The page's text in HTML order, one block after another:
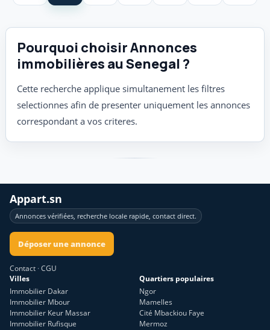
Pourquoi choisir Annonces
immobilières au Senegal ?
Cette recherche applique simultanement les filtres
selectionnes afin de presenter uniquement les annonces
correspondant a vos criteres.
Appart.sn
Annonces vérifiées, recherche locale rapide, contact direct.
Déposer une annonce
Contact ·CGU
Villes
Immobilier Dakar
Immobilier Mbour
Immobilier Keur Massar
Immobilier Rufisque
Quartiers populaires
Ngor
Mamelles
Cité Mbackiou Faye
Mermoz